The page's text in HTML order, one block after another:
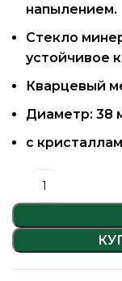
напылением.
Стекло
устойчивое
Кварцевый
Диаметр: 38
с